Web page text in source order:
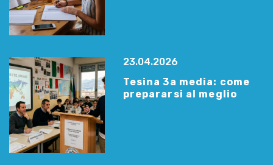
23.04.2026
Tesina 3a media: come
prepararsi al meglio